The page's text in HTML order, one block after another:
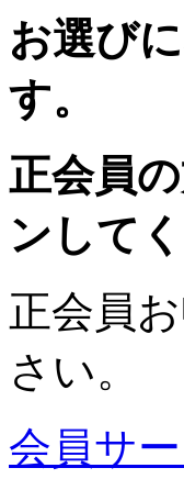
お選び
す。
正会員
ンして
正会員
さい。
会員サ